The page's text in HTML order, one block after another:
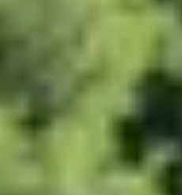
Cantine da visitare e
Cantine da visitare e
Cantine da visitare e
Epernay
Cantine da visitare e
Cantine da visitare e
Cantine da visitare e